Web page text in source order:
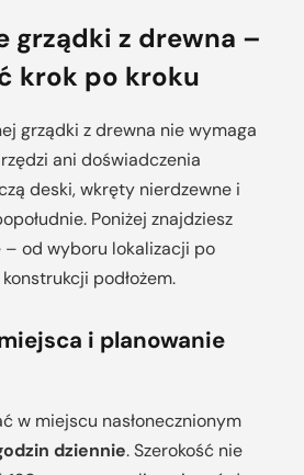
grządki z drewna –
krok po kroku
grządki z drewna nie wymaga
ani doświadczenia
deski, wkręty nierdzewne i
Poniżej znajdziesz
od wyboru lokalizacji po
podłożem.
i planowanie
w miejscu nasłonecznionym
dziennie. Szerokość nie